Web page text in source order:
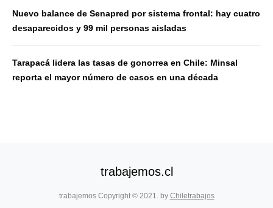
Nuevo balance de Senapred por sistema frontal: hay cuatro
desaparecidos y 99 mil personas aisladas
Tarapacá lidera las tasas de gonorrea en Chile: Minsal
reporta el mayor número de casos en una década
trabajemos.cl
trabajemos Copyright © 2021. by Chiletrabajos